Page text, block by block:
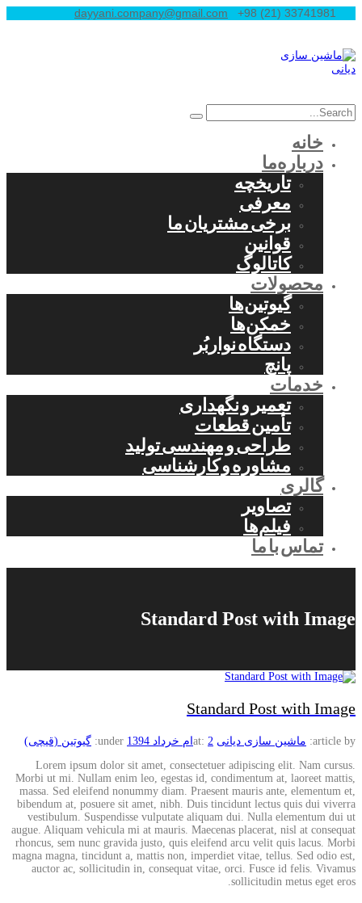
dayyani.company@gmail.com +98 (21) 33741981
خانه
درباره‌ما
تاریخچه
معرفی
برخی مشتریان ما
قوانین
کاتالوگ
محصولات
گیوتین‌ها
خمکن‌ها
دستگاه نواربُر
پانچ
خدمات
تعمیر و نگهداری
تأمین قطعات
طراحی و مهندسی تولید
مشاوره و کارشناسی
گالری
تصاویر
فیلم‌ها
تماس با ما
Standard Post with Image
Standard Post with Image
article by: ماشین سازی دیانی at: 2ام خرداد 1394 under: گیوتین (قیچی)
Lorem ipsum dolor sit amet, consectetuer adipiscing elit. Nam cursus.
Morbi ut mi. Nullam enim leo, egestas id, condimentum at, laoreet mattis,
massa. Sed eleifend nonummy diam. Praesent mauris ante, elementum et,
bibendum at, posuere sit amet, nibh. Duis tincidunt lectus quis dui viverra
vestibulum. Suspendisse vulputate aliquam dui. Nulla elementum dui ut
augue. Aliquam vehicula mi at mauris. Maecenas placerat, nisl at consequat
rhoncus, sem nunc gravida justo, quis eleifend arcu velit quis lacus. Morbi
magna magna, tincidunt a, mattis non, imperdiet vitae, tellus. Sed odio est,
auctor ac, sollicitudin in, consequat vitae, orci. Fusce id felis. Vivamus
sollicitudin metus eget eros.